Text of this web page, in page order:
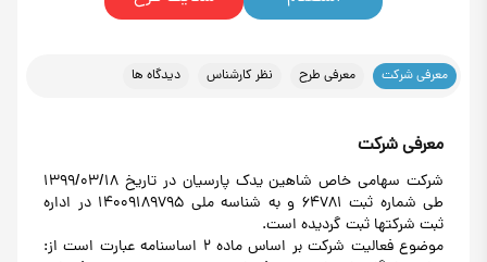
معرفی شرکت معرفی طرح نظر کارشناس دیدگاه ها
معرفی شرکت
شرکت سهامی خاص شاهین یدک پارسیان
در تاریخ 1399/03/18
طی شماره ثبت 64781 و به شناسه ملی
14009189795 در اداره
ثبت شرکت­ها ثبت گردیده است.
موضوع فعالیت شرکت بر اساس ماده 2 اساسنامه عبارت است از: